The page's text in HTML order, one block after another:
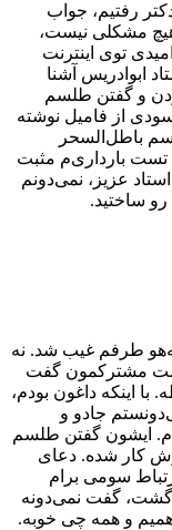
دکتر رفتیم، جواب
مشکلی نیست،
توی اینترنت
ابوادریس آشنا
و گفتن طلسم
از فامیل نوشته
باطل‌السحر
بارداری‌م مثبت
عزیز، نمی‌دونم
ساختید.
طرفم غیب شد. نه
مشترکمون گفت
با اینکه داغون بودم،
جادو و
ایشون گفتن طلسم
کار شده. دعای
سومی برام
گفت نمی‌دونه
همیم و همه چی خوبه.